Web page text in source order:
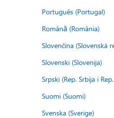
Português (Portugal)
Română (România)
Slovenčina (Slovenská
Slovenski (Slovenija)
Srpski (Rep. Srbija i
Suomi (Suomi)
Svenska (Sverige)